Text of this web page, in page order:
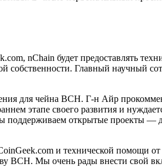
nChain будет предоставлять
собственности. Главный научный
для чейна ВСН. Г-н Айр
этапе своего развития и
поддерживаем открытые проекты —
и технической помощи от
ВСН. Мы очень рады внести свой